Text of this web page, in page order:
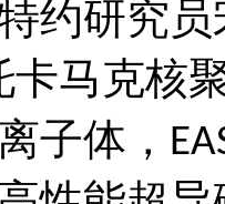
约研究
卡马克核
子体，